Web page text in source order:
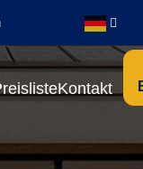
Kontakt